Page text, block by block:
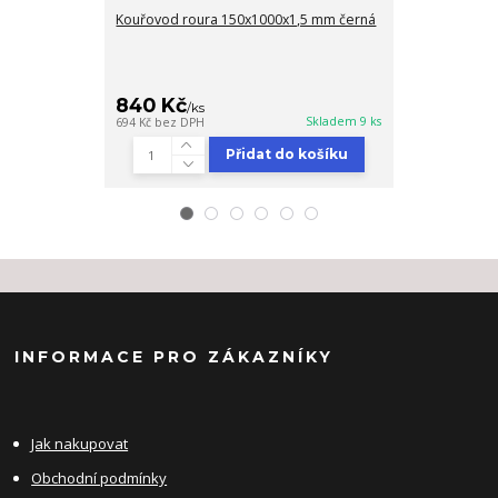
Kouřovod roura 150x1000x1,5 mm černá
840 Kč/ks
694 Kč bez DPH Skladem 9 ks
Přidat do košíku
INFORMACE PRO ZÁKAZNÍKY
Jak nakupovat
Obchodní podmínky